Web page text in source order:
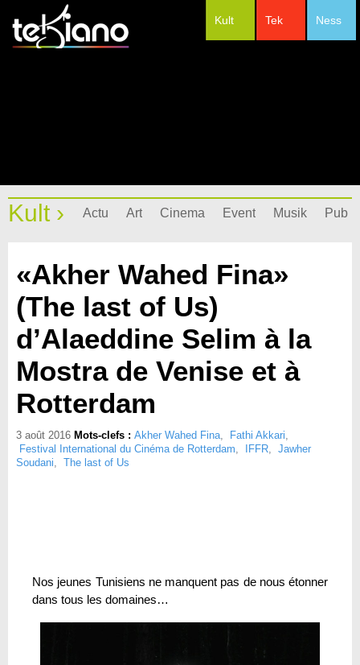
Ness
Tek
Kult
Kult › Actu Art Cinema Event Musik Pub
«Akher Wahed Fina»
(The last of Us)
d’Alaeddine Selim à la
Mostra de Venise et à
Rotterdam
3 août 2016 Mots-clefs : Akher Wahed Fina, Fathi Akkari,
Festival International du Cinéma de Rotterdam, IFFR, Jawher
Soudani, The last of Us
Nos jeunes Tunisiens ne manquent pas de nous étonner
dans tous les domaines…